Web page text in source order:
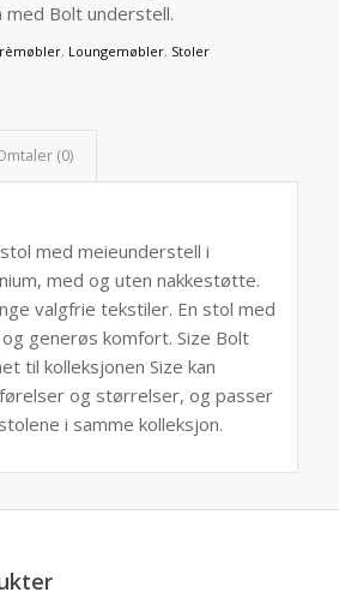
Bolt understell.
, Loungemøbler, Stoler
(0)
med meieunderstell i
med og uten nakkestøtte.
valgfrie tekstiler. En stol med
generøs komfort. Size Bolt
til kolleksjonen Size kan
og størrelser, og passer
i samme kolleksjon.